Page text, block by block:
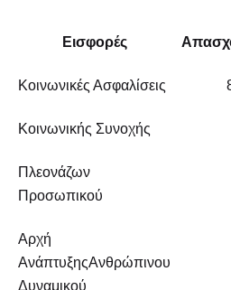
Εισφορές
Κοινωνικές Ασφαλίσεις
Κοινωνικής Συνοχής
Πλεονάζων
Προσωπικού
Αρχή
ΑνάπτυξηςΑνθρώπινου
Δυναμικού